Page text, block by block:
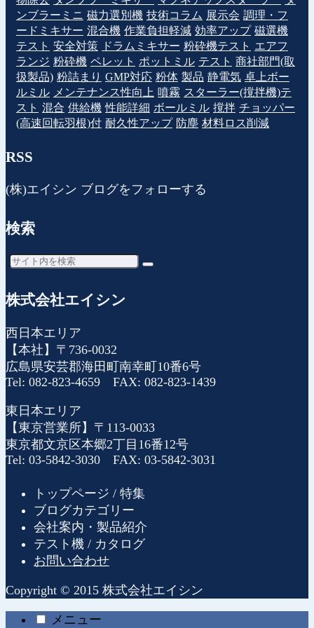
ンブラーミニ 磁力選別機 技術コラム 展示会 調理・フ
ードミキサー 混合機 作業負担軽減 効率アップ 磁選機
テスト 安全対策 ドラムミキサー 粉砕機テスト エアフ
ランジ 粉砕機 ペレット ポットミル テスト 商社部門(取
扱製品) 粉詰まり GMP対応 粉体 製品 静電気 卓上ボー
ルミル メンテナンス性向上 噴霧 スターラー(撹拌機)テ
スト 混合 供給機 性能詳細 ボールミル 撹拌 チョッパー
(高速回転羽根)付 耐久性アップ 防塵 材料ロス削減
RSS
(株)エイシン ブログをフォローする
検索
株式会社エイシン
西日本エリア
【本社】〒736-0032
広島県安芸郡海田町南幸町10番6号
Tel: 082-823-4659 FAX: 082-823-1439
東日本エリア
【東京営業所】〒113-0033
東京都文京区本郷2丁目16番12号
Tel: 03-5842-3030 FAX: 03-5842-3031
トップページ / 特集
ブログカテゴリー
会社案内・製品紹介
テスト機 / カタログ
お問い合わせ
Copyright © 2015 株式会社エイシン
メニュー